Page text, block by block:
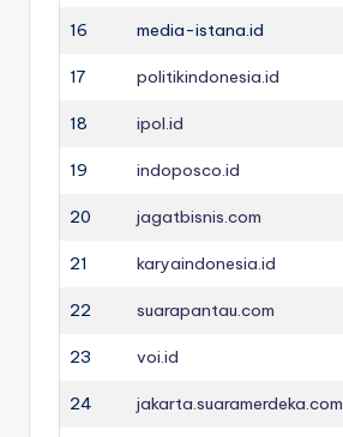
16 media-istana.id
17 politikindonesia.id
18 ipol.id
19 indoposco.id
20 jagatbisnis.com
21 karyaindonesia.id
22 suarapantau.com
23 voi.id
24 jakarta.suaramerdeka.com